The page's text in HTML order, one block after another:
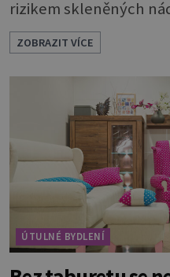
rizikem skleněných
odtékat a bude se
vedlo k zahnívání
vytvořit dostatečně
která vodu pojme a
Potřebuje 3 vrstvy: *
nádoby naskládejte
ZOBRAZIT VÍCE
ÚTULNÉ BYDLENÍ